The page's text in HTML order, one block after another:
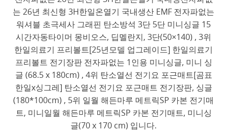
는 26년 최신형 3H한일온열기 국내생산 EMF 전자파없는
워셔블 초극세사 그래핀 탄소방석 3단 5단 미니싱글 15
시간자동타이머 몽비오스, 딥멜란지, 3단(50×140) , 3위
한일의료기 프리볼트[25년모델 업그레이드] 한일의료기
프리볼트 전기장판 전자파없는 1인용 미니싱글, 미니 싱
글 (68.5 x 180cm) , 4위 탄소열선 전기요 포근매트[곰표
한일x싱그레] 탄소열선 전기요 포근매트 전기장판, 싱글
(180*100cm) , 5위 일월 해든마루 메트릭SP 카본 전기매
트, 미니일월 해든마루 메트릭SP 카본 전기매트, 미니싱
글(70 x 170 cm) 입니다.